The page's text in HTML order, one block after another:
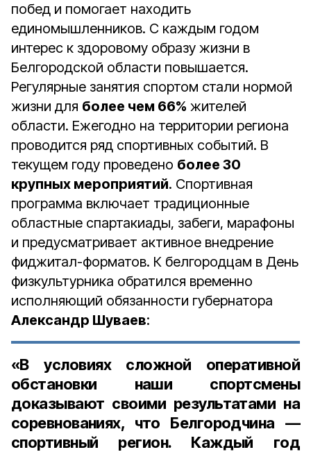
побед и помогает находить
единомышленников. С каждым годом
интерес к здоровому образу жизни в
Белгородской области повышается.
Регулярные занятия спортом стали нормой
жизни для более чем 66% жителей
области. Ежегодно на территории региона
проводится ряд спортивных событий. В
текущем году проведено более 30
крупных мероприятий. Спортивная
программа включает традиционные
областные спартакиады, забеги, марафоны
и предусматривает активное внедрение
фиджитал-форматов. К белгородцам в День
физкультурника обратился временно
исполняющий обязанности губернатора
Александр Шуваев:
«В условиях сложной оперативной
обстановки наши спортсмены
доказывают своими результатами на
соревнованиях, что Белгородчина —
спортивный регион. Каждый год